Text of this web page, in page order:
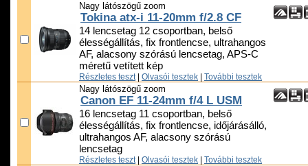
Nagy látószögű zoom
Tokina atx-i 11-20mm f/2.8 CF
14 lencsetag 12 csoportban, belső
élességállítás, fix frontlencse, ultrahangos
AF, alacsony szórású lencsetag, APS-C
méretű vetített kép
Részletes teszt Olvasói tesztek További tesztek
Nagy látószögű zoom
Canon EF 11-24mm f/4 L USM
16 lencsetag 11 csoportban, belső
élességállítás, fix frontlencse, időjárásálló,
ultrahangos AF, alacsony szórású
lencsetag
Részletes teszt Olvasói tesztek További tesztek